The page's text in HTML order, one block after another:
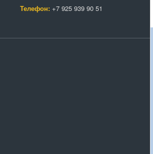
Телефон: +7 925 939 90 51